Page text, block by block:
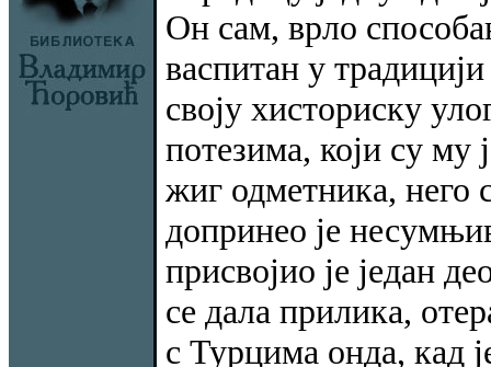
Он сам, врло
васпитан у
своју хисториску
потезима, који су му
жиг одметника, него
допринео је
присвојио је један
се дала прилика,
с Турцима онда, кад